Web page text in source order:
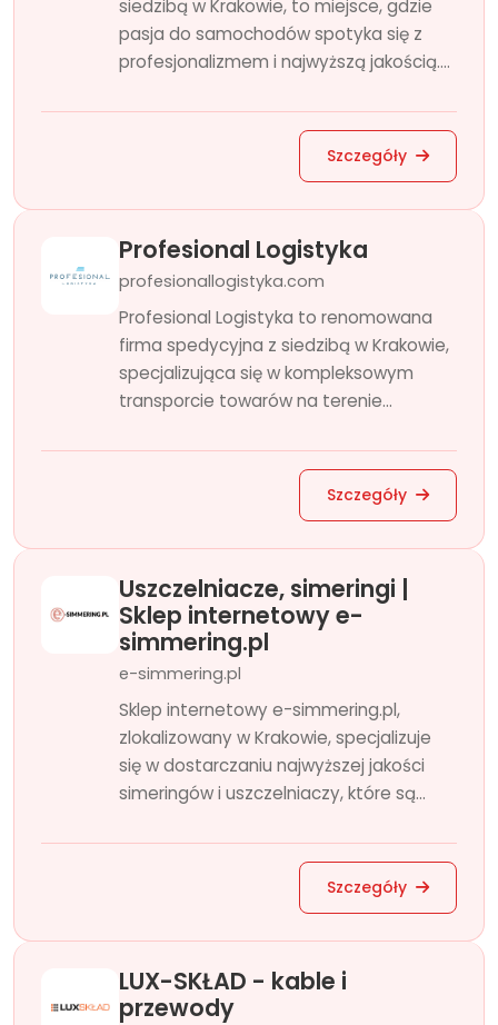
siedzibą w Krakowie, to miejsce, gdzie
pasja do samochodów spotyka się z
profesjonalizmem i najwyższą jakością....
Szczegóły
Profesional Logistyka
profesionallogistyka.com
Profesional Logistyka to renomowana
firma spedycyjna z siedzibą w Krakowie,
specjalizująca się w kompleksowym
transporcie towarów na terenie...
Szczegóły
Uszczelniacze, simeringi |
Sklep internetowy e-
simmering.pl
e-simmering.pl
Sklep internetowy e-simmering.pl,
zlokalizowany w Krakowie, specjalizuje
się w dostarczaniu najwyższej jakości
simeringów i uszczelniaczy, które są...
Szczegóły
LUX-SKŁAD - kable i
przewody